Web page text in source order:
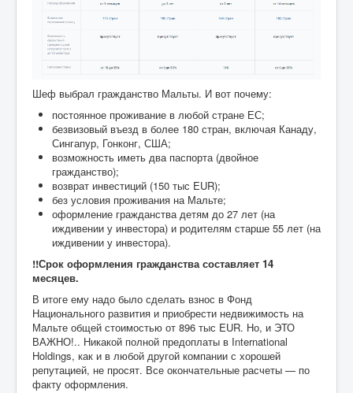
Шеф выбрал гражданство Мальты. И вот почему:
постоянное проживание в любой стране ЕС;
безвизовый въезд в более 180 стран, включая Канаду,
Сингапур, Гонконг, США;
возможность иметь два паспорта (двойное
гражданство);
возврат инвестиций (150 тыс EUR);
без условия проживания на Мальте;
оформление гражданства детям до 27 лет (на
иждивении у инвестора) и родителям старше 55 лет (на
иждивении у инвестора).
!!Срок оформления гражданства составляет 14
месяцев.
В итоге ему надо было сделать взнос в Фонд
Национального развития и приобрести недвижимость на
Мальте общей стоимостью от 896 тыс EUR. Но, и ЭТО
ВАЖНО!.. Никакой полной предоплаты в International
Holdings, как и в любой другой компании с хорошей
репутацией, не просят. Все окончательные расчеты — по
факту оформления.